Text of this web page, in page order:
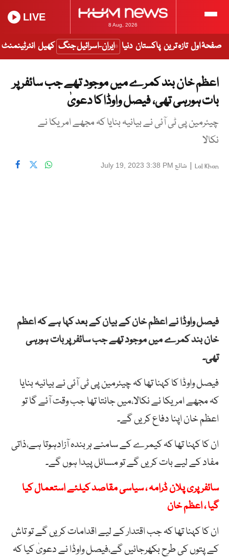
8 Aug, 2026
LIVE
صفحۂ اول تازہ ترین پاکستان دنیا ایران-اسرائیل جنگ کھیل انٹرٹینمنٹ
اعظم خان بند کمرے میں موجود تھے جب سائفر پر
بات ہورہی تھی، فیصل واوڈا کا دعویٰ
چیئرمین پی ٹی آئی نے بیانیہ بنایا کہ مجھے امریکا نے
نکالا
Lal Khan
| شائع July 19, 2023 3:38 PM
فیصل واوڈا نے اعظم خان کے بیان کے بعد کہا ہے کہ اعظم
خان بند کمرے میں موجود تھے جب سائفر پر بات ہورہی
تھی۔
فیصل واوڈا کا کہنا تھا کہ چیئرمین پی ٹی آئی نے بیانیہ بنایا
کہ مجھے امریکا نے نکالا،میں جانتا تھا جب وقت آئے گا تو
اعظم خان اپنا دفاع کریں گے۔
ان کا کہنا تھا کہ کیمرے کے سامنے ہر بندہ آزادہوتا ہے،ذاتی
مفاد کے لیے بات کریں گے تو مسائل پیدا ہوں گے۔
سائفر پری پلان ڈرامہ ، سیاسی مقاصد کیلئے استعمال کیا
گیا ، اعظم خان
ان کا کہنا تھا کہ جب اقتدار کے لیے اقدامات کریں گے تو تاش
کے پتوں کی طرح بکھرجائیں گے،فیصل واوڈا نے دعویٰ کیا کہ